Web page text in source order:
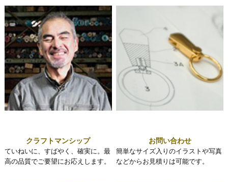
クラフトマンシップ
ていねいに、すばやく、確実に。最
高の品質でご要望にお応えします。
お問い合わせ
簡単なサイズ入りのイラストや写真
などからお見積りは可能です。